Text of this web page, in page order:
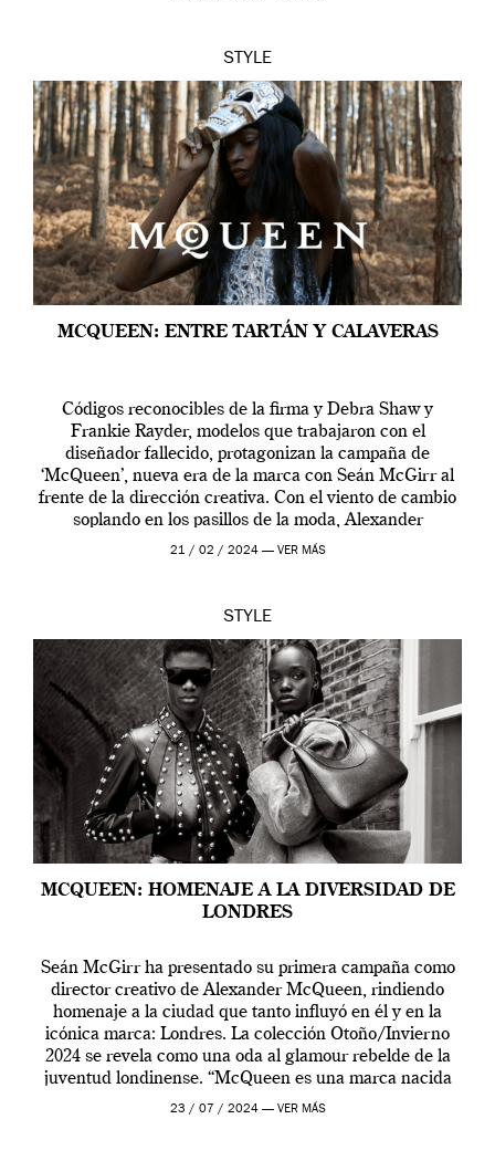
STYLE
MCQUEEN: ENTRE TARTÁN Y CALAVERAS
Códigos reconocibles de la firma y Debra Shaw y
Frankie Rayder, modelos que trabajaron con el
diseñador fallecido, protagonizan la campaña de
‘McQueen’, nueva era de la marca con Seán McGirr al
frente de la dirección creativa. Con el viento de cambio
soplando en los pasillos de la moda, Alexander
McQueen se prepara para una […]
21 / 02 / 2024 — VER MÁS
STYLE
MCQUEEN: HOMENAJE A LA DIVERSIDAD DE
LONDRES
Seán McGirr ha presentado su primera campaña como
director creativo de Alexander McQueen, rindiendo
homenaje a la ciudad que tanto influyó en él y en la
icónica marca: Londres. La colección Otoño/Invierno
2024 se revela como una oda al glamour rebelde de la
juventud londinense. “McQueen es una marca nacida
en Londres y siempre ha […]
23 / 07 / 2024 — VER MÁS